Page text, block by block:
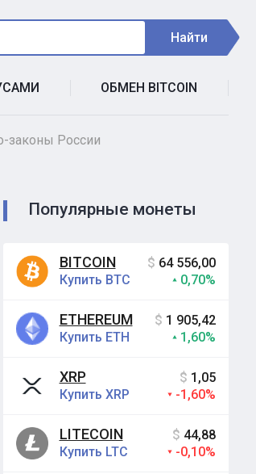
Найти
ОБМЕН BITCOIN
законы России
Популярные монеты
BITCOIN
Купить BTC
$ 64 556,00
0,70%
ETHEREUM
Купить ETH
$ 1 905,42
1,60%
XRP
Купить XRP
$ 1,05
-1,60%
LITECOIN
Купить LTC
$ 44,88
-0,10%